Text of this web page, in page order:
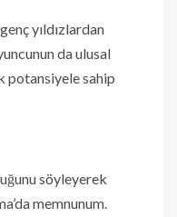
yıldızlardan
da ulusal
potansiyele sahip
söyleyerek
memnunum.